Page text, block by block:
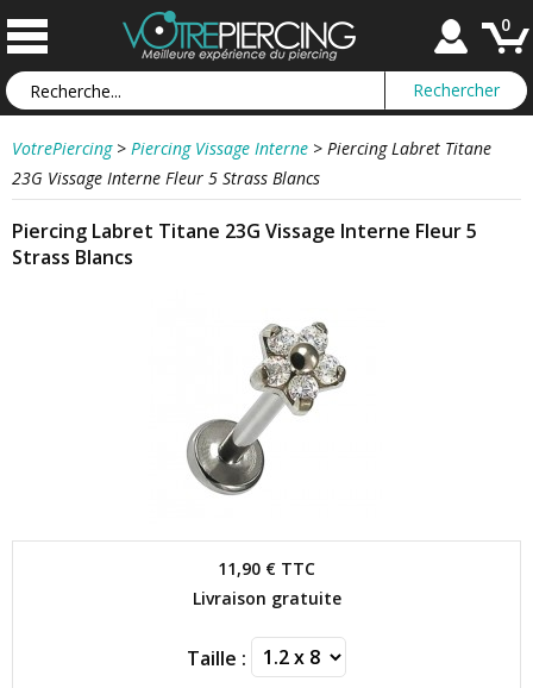
0
VotrePiercing > Piercing Vissage Interne > Piercing Labret Titane
23G Vissage Interne Fleur 5 Strass Blancs
Piercing Labret Titane 23G Vissage Interne Fleur 5
Strass Blancs
11,90 € TTC
Livraison gratuite
Taille :